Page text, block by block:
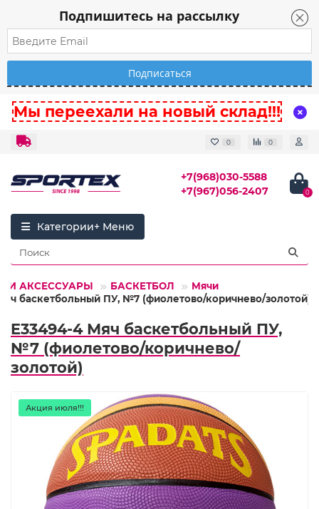
Подпишитесь на рассылку
Мы переехали на новый склад!!!
0 0
+7(968)030-5588
+7(967)056-2407
0
Категории
И АКСЕССУАРЫ БАСКЕТБОЛ
Мячи
баскетбольный ПУ, №7 (фиолетово/коричнево/золотой)
E33494-4 Мяч баскетбольный ПУ,
№7 (фиолетово/коричнево/
золотой)
Акция июля!!!